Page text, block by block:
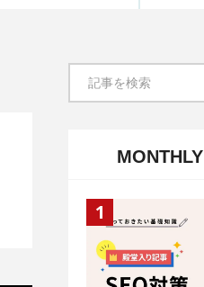
MONTHLY